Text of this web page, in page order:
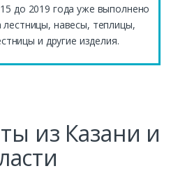
до 2019 года уже выполнено
лестницы, навесы, теплицы,
и другие изделия.
из Казани и